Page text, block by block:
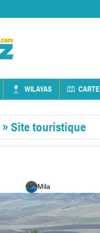
WILAYAS CARTE
»Site touristique
Mila